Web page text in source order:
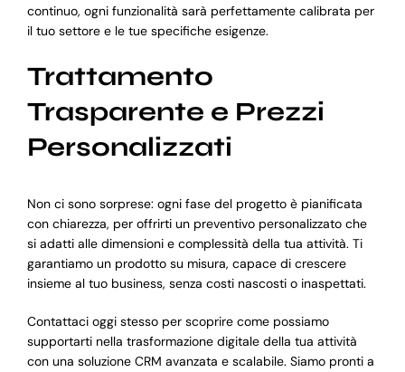
continuo, ogni funzionalità sarà perfettamente calibrata per
il tuo settore e le tue specifiche esigenze.
Trattamento
Trasparente e Prezzi
Personalizzati
Non ci sono sorprese: ogni fase del progetto è pianificata
con chiarezza, per offrirti un preventivo personalizzato che
si adatti alle dimensioni e complessità della tua attività. Ti
garantiamo un prodotto su misura, capace di crescere
insieme al tuo business, senza costi nascosti o inaspettati.
Contattaci oggi stesso per scoprire come possiamo
supportarti nella trasformazione digitale della tua attività
con una soluzione CRM avanzata e scalabile. Siamo pronti a